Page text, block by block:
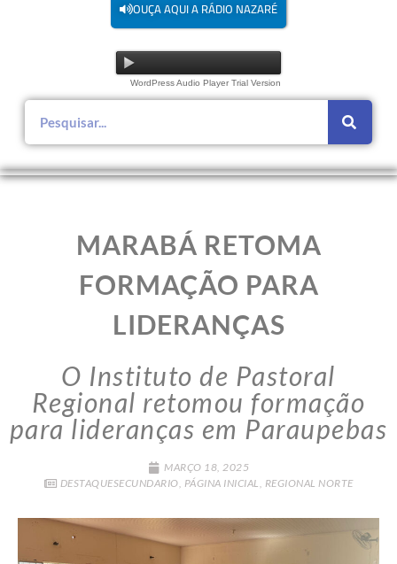
OUÇA AQUI A RÁDIO NAZARÉ
WordPress Audio Player Trial Version
MARABÁ RETOMA
FORMAÇÃO PARA
LIDERANÇAS
O Instituto de Pastoral
Regional retomou formação
para lideranças em Paraupebas
MARÇO 18, 2025
DESTAQUESECUNDARIO, PÁGINA INICIAL, REGIONAL NORTE